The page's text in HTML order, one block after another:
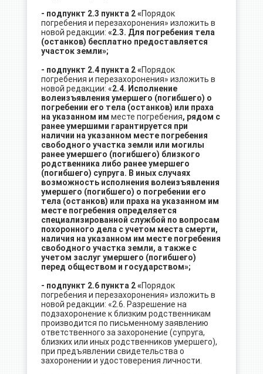
- подпункт 2.3 пункта 2«Порядок
погребения и перезахоронения» изложить в
новой редакции: «2.3. Для погребения тела
(останков) бесплатно предоставляется
участок земли»;
- подпункт 2.4 пункта 2«Порядок
погребения и перезахоронения» изложить в
новой редакции: «2.4. Исполнение
волеизъявления умершего (погибшего) о
погребении его тела (останков) или праха
на указанном им месте погребения, рядом с
ранее умершими гарантируется при
наличии на указанном месте погребения
свободного участка земли или могилы
ранее умершего (погибшего) близкого
родственника либо ранее умершего
(погибшего) супруга. В иных случаях
возможность исполнения волеизъявления
умершего (погибшего) о погребении его
тела (останков) или праха на указанном им
месте погребения определяется
специализированной службой по вопросам
похоронного дела с учетом места смерти,
наличия на указанном им месте погребения
свободного участка земли, а также с
учетом заслуг умершего (погибшего)
перед обществом и государством»;
- подпункт 2.6 пункта 2«Порядок
погребения и перезахоронения» изложить в
новой редакции: «2.6. Разрешение на
подзахоронение к близким родственникам
производится по письменному заявлению
ответственного за захоронение (супруга,
близких или иных родственников умершего),
при предъявлении свидетельства о
захоронении и удостоверения личности.